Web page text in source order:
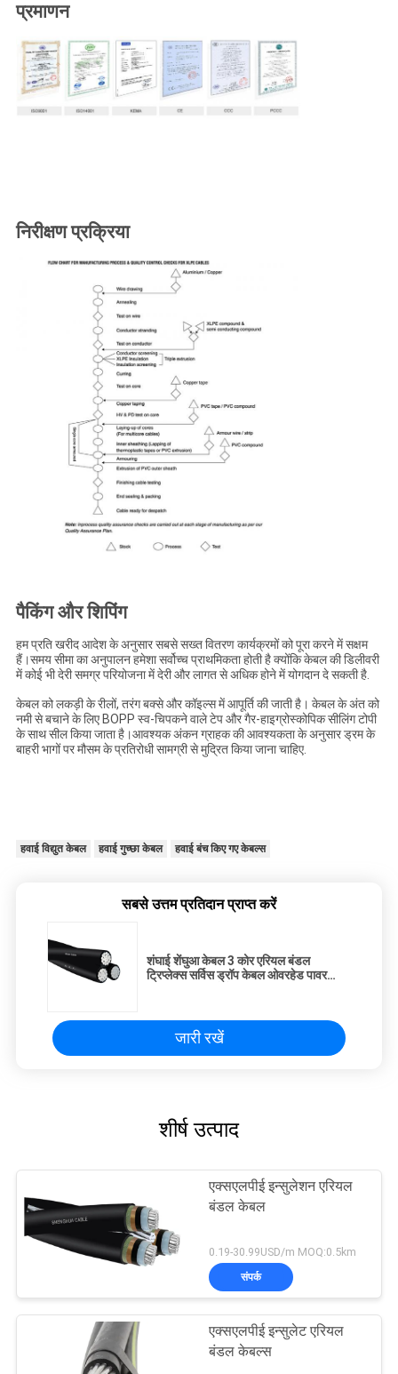
प्रमाणन
निरीक्षण प्रक्रिया
पैकिंग और शिपिंग
हम प्रति खरीद आदेश के अनुसार सबसे सख्त वितरण कार्यक्रमों को पूरा करने में सक्षम
हैं।समय सीमा का अनुपालन हमेशा सर्वोच्च प्राथमिकता होती है क्योंकि केबल की डिलीवरी
में कोई भी देरी समग्र परियोजना में देरी और लागत से अधिक होने में योगदान दे सकती है.
केबल को लकड़ी के रीलों, तरंग बक्से और कॉइल्स में आपूर्ति की जाती है। केबल के अंत को
नमी से बचाने के लिए BOPP स्व-चिपकने वाले टेप और गैर-हाइग्रोस्कोपिक सीलिंग टोपी
के साथ सील किया जाता है।आवश्यक अंकन ग्राहक की आवश्यकता के अनुसार ड्रम के
बाहरी भागों पर मौसम के प्रतिरोधी सामग्री से मुद्रित किया जाना चाहिए.
हवाई विद्युत केबल हवाई गुच्छा केबल हवाई बंच किए गए केबल्स
सबसे उत्तम प्रतिदान प्राप्त करें
शंघाई शेंघुआ केबल 3 कोर एरियल बंडल
ट्रिप्लेक्स सर्विस ड्रॉप केबल ओवरहेड पावर
जारी रखें
शीर्ष उत्पाद
एक्सएलपीई इन्सुलेशन एरियल
बंडल केबल
0.19-30.99USD/m MOQ:0.5km
संपर्क
एक्सएलपीई इन्सुलेट एरियल
बंडल केबल्स